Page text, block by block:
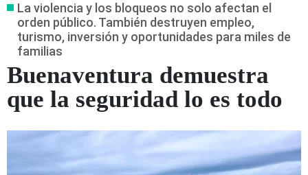
La violencia y los bloqueos no solo afectan el
orden público. También destruyen empleo,
turismo, inversión y oportunidades para miles de
familias
Buenaventura demuestra
que la seguridad lo es todo